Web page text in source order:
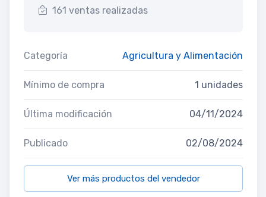
161 ventas realizadas
Categoría Agricultura y Alimentación
Mínimo de compra 1 unidades
Última modificación 04/11/2024
Publicado 02/08/2024
Ver más productos del vendedor